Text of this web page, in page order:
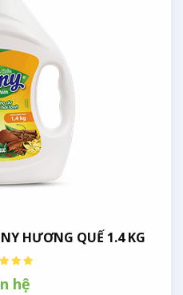
HƯƠNG QUẾ 1.4 KG
hệ